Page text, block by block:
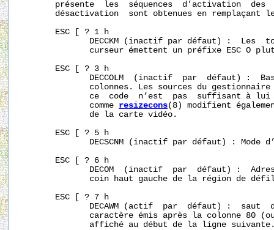
présente  les  séquences  d’activation  des
désactivation  sont obtenues en remplaçant
       ESC [ ? 1 h
DECCKM (inactif par défaut) :  Les
curseur émettent un préfixe ESC O
       ESC [ ? 3 h
DECCOLM  (inactif  par  défaut) :
colonnes. Les sources du
ce  code  n’est  pas  suffisant à
              comme
resizecons(8) modifient
              de la carte vidéo.
       ESC [ ? 5 h
DECSCNM (inactif par défaut) : Mode
       ESC [ ? 6 h
DECOM  (inactif  par  défaut) :
coin haut gauche de la région de
       ESC [ ? 7 h
DECAWM (actif  par  défaut) :  saut
caractère émis après la colonne 80
affiché au début de la ligne